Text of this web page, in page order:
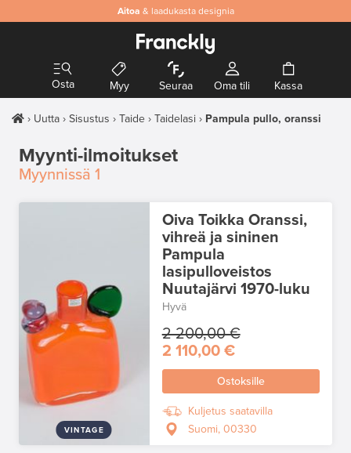
Aitoa & laadukasta designia
Osta Myy Seuraa Oma tili Kassa
Uutta Sisustus Taide Taidelasi Pampula pullo, oranssi
Myynti-ilmoitukset
Myynnissä 1
VINTAGE
Oiva Toikka Oranssi,
vihreä ja sininen
Pampula
lasipulloveistos
Nuutajärvi 1970-luku
Hyvä
2 200,00 €
2 110,00 €
Ostoksille
Kuljetus saatavilla
Suomi, 00330